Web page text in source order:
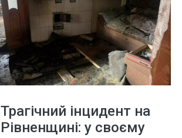
Трагічний інцидент на
Рівненщині: у своєму